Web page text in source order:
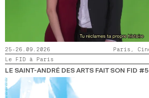
25-26.09.2026
Le FID à Paris
LE SAINT-ANDRÉ DES ARTS FAIT SON FID #5